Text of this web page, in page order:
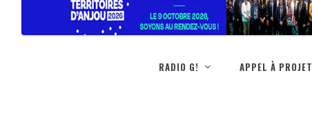
RADIO G! APPEL À